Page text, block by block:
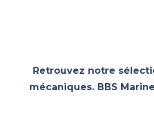
Retrouvez notre
mécaniques. BBS